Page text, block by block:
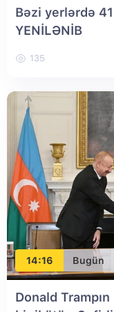
Bəzi yerlərdə
YENİLƏNİB
135
14:16 Bugün
Donald